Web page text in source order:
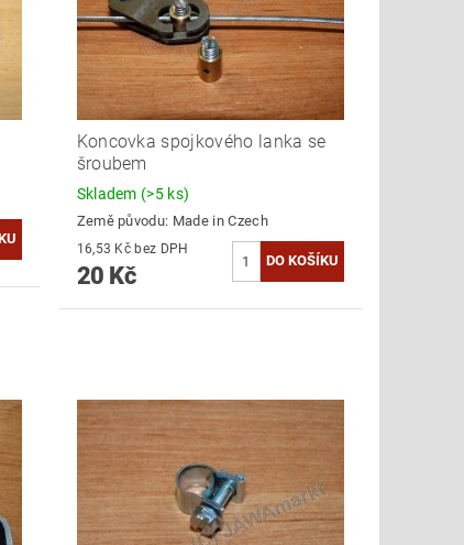
Koncovka spojkového lanka se
šroubem
Skladem (>5 ks)
Země původu: Made in Czech
16,53 Kč bez DPH
20 Kč